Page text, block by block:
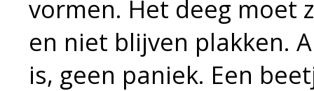
vormen. Het deeg moet
en niet blijven plakken.
is, geen paniek. Een